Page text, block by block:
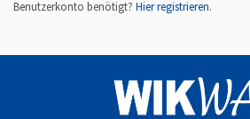
Benutzerkonto benötigt? Hier registrieren.